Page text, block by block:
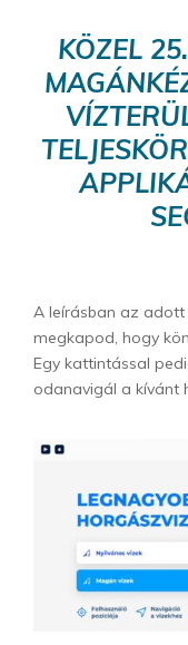
KÖZEL
A leírásban az adott
megkapod, hogy
Egy kattintással
odanavigál a kívánt